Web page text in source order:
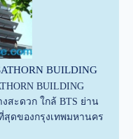
BUILDING
BUILDING
สะดวก ใกล้ BTS ย่าน
ดของกรุงเทพมหานคร